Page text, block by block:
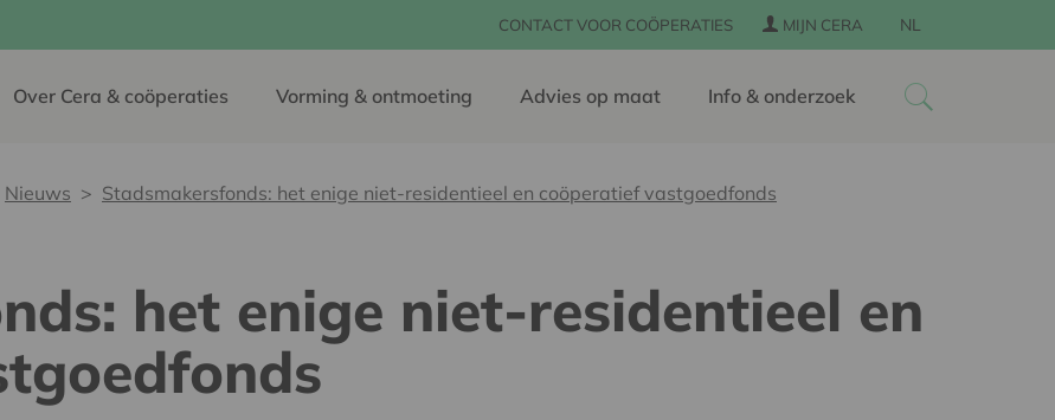
CONTACT VOOR COÖPERATIES MIJN CERA NL
Over Cera & coöperaties Vorming & ontmoeting Advies op maat Info & onderzoek
Nieuws Stadsmakersfonds: het enige niet-residentieel en coöperatief vastgoedfonds
het enige niet-residentieel en